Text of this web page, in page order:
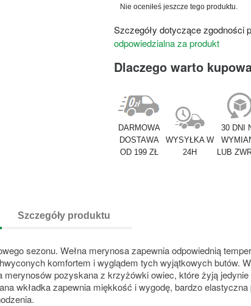
Nie oceniłeś jeszcze tego produktu.
Szczegóły dotyczące zgodności
odpowiedzialna za produkt
Dlaczego warto
DARMOWA
DOSTAWA
OD 199 ZŁ
WYSYŁKA W
24H
30 DNI
LUB
Szczegóły produktu
sezonu. Wełna merynosa zapewnia odpowiednią
komfortem i wyglądem tych wyjątkowych butów.
pozyskana z krzyżówki owiec, które żyją
wkładka zapewnia miękkość i wygodę, bardzo